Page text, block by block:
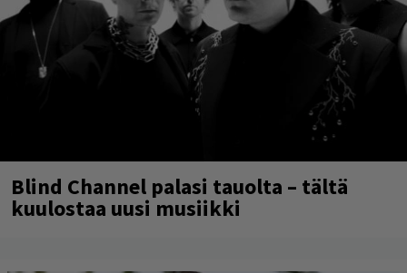
Blind Channel palasi tauolta – tältä
kuulostaa uusi musiikki